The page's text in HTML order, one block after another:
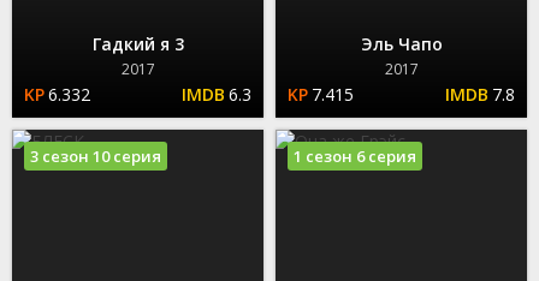
Гадкий я 3
2017
6.332 6.3
Эль Чапо
2017
7.415 7.8
3 сезон 10 серия 1 сезон 6 серия